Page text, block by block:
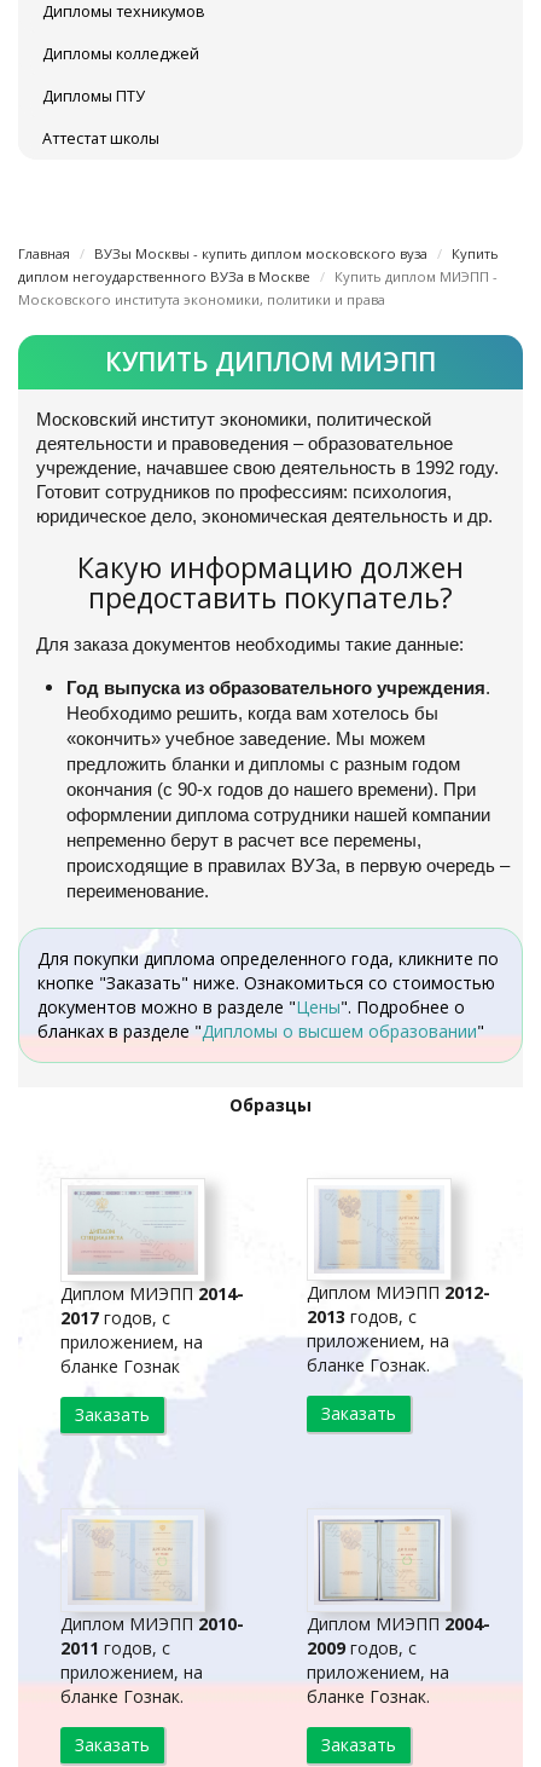
Дипломы техникумов
Дипломы колледжей
Дипломы ПТУ
Аттестат школы
Главная ВУЗы Москвы - купить диплом московского вуза
Купить
диплом негоударственного ВУЗа в Москве
Купить диплом МИЭПП -
Московского института экономики, политики и права
КУПИТЬ ДИПЛОМ МИЭПП
Московский институт экономики, политической
деятельности и правоведения – образовательное
учреждение, начавшее свою деятельность в 1992 году.
Готовит сотрудников по профессиям: психология,
юридическое дело, экономическая деятельность и др.
Какую информацию должен
предоставить покупатель?
Для заказа документов необходимы такие данные:
Год выпуска из образовательного учреждения.
Необходимо решить, когда вам хотелось бы
«окончить» учебное заведение. Мы можем
предложить бланки и дипломы с разным годом
окончания (с 90-х годов до нашего времени). При
оформлении диплома сотрудники нашей компании
непременно берут в расчет все перемены,
происходящие в правилах ВУЗа, в первую очередь –
переименование.
Для покупки диплома определенного года, кликните по
кнопке "Заказать" ниже. Ознакомиться со стоимостью
документов можно в разделе "Цены". Подробнее о
бланках в разделе "Дипломы о высшем образовании"
Образцы
Диплом МИЭПП2014-
2017 годов, с
приложением, на
бланке Гознак
Заказать
Диплом МИЭПП2012-
2013 годов, с
приложением, на
бланке Гознак.
Заказать
Диплом МИЭПП2010-
2011 годов, с
приложением, на
бланке Гознак.
Заказать
Диплом МИЭПП2004-
2009 годов, с
приложением, на
бланке Гознак.
Заказать